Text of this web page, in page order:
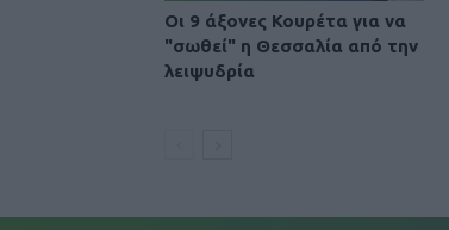
Οι 9 άξονες Κουρέτα για να
"σωθεί" η Θεσσαλία από την
λειψυδρία